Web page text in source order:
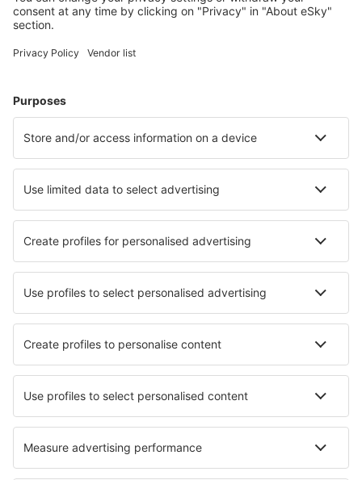
Planifică-ți călătoria
Bilete de avion
Zbor+Hotel
Află mai multe
Companii aeriene
Wizz Air
Ryanair
Lufthansa
Despre eSky
Cariere